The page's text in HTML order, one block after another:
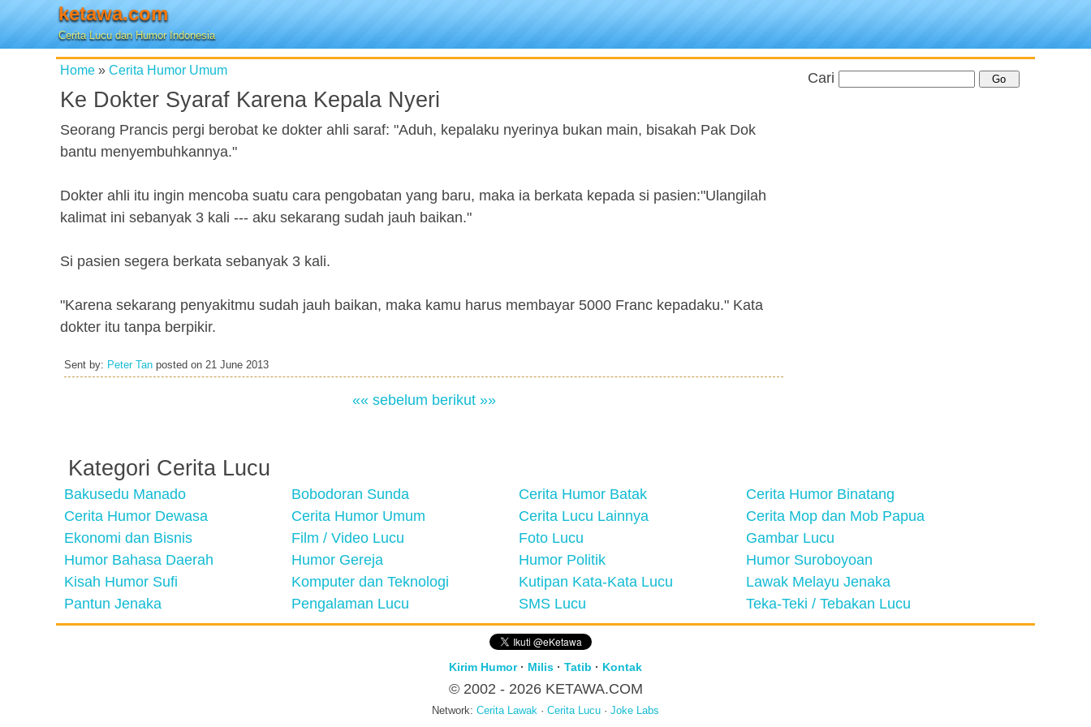
ketawa.com
Cerita Lucu dan Humor Indonesia
Home » Cerita Humor Umum
Ke Dokter Syaraf Karena Kepala Nyeri
Seorang Prancis pergi berobat ke dokter ahli saraf: "Aduh, kepalaku nyerinya bukan main, bisakah Pak Dok
bantu menyembuhkannya."
Dokter ahli itu ingin mencoba suatu cara pengobatan yang baru, maka ia berkata kepada si pasien:"Ulangilah
kalimat ini sebanyak 3 kali --- aku sekarang sudah jauh baikan."
Si pasien segera berkata sebanyak 3 kali.
"Karena sekarang penyakitmu sudah jauh baikan, maka kamu harus membayar 5000 Franc kepadaku." Kata
dokter itu tanpa berpikir.
Sent by: Peter Tan posted on 21 June 2013
«« sebelum berikut »»
Cari
Kategori Cerita Lucu
Bakusedu Manado Bobodoran Sunda Cerita Humor Batak
Cerita Humor Binatang
Cerita Humor Dewasa
Cerita Humor Umum Cerita Lucu Lainnya
Cerita Mop dan Mob Papua
Ekonomi dan Bisnis
Film / Video Lucu Foto Lucu
Gambar Lucu
Humor Bahasa Daerah
Humor Gereja Humor Politik
Humor Suroboyoan
Kisah Humor Sufi
Komputer dan Teknologi Kutipan Kata-Kata Lucu
Lawak Melayu Jenaka
Pantun Jenaka
Pengalaman Lucu SMS Lucu Teka-Teki / Tebakan Lucu
Kirim Humor· Milis · Tatib · Kontak
© 2002 - 2026 KETAWA.COM
Network: Cerita Lawak · Cerita Lucu · Joke Labs